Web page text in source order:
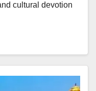
cultural devotion